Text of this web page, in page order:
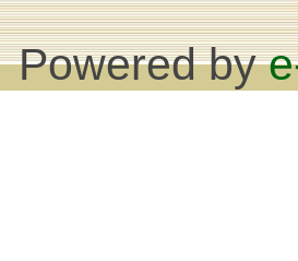
Powered by